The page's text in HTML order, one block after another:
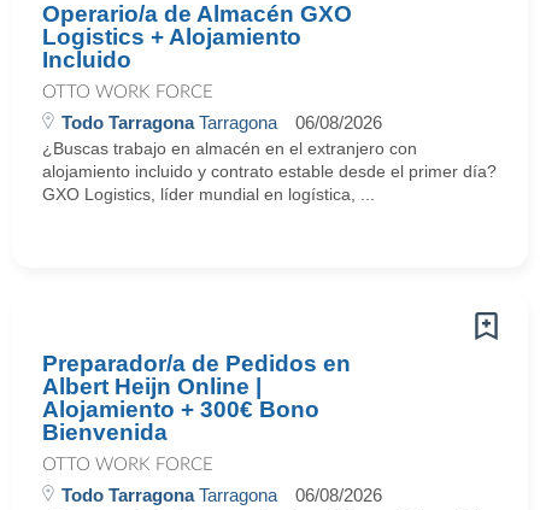
Operario/a de Almacén GXO
Logistics + Alojamiento
Incluido
OTTO WORK FORCE
Todo TarragonaTarragona 06/08/2026
¿Buscas trabajo en almacén en el extranjero con
alojamiento incluido y contrato estable desde el primer día?
GXO Logistics, líder mundial en logística, ...
Preparador/a de Pedidos en
Albert Heijn Online |
Alojamiento + 300€ Bono
Bienvenida
OTTO WORK FORCE
Todo TarragonaTarragona 06/08/2026